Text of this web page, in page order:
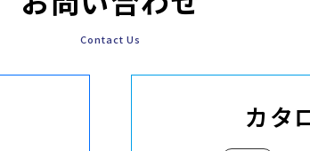
Contact Us
カタ